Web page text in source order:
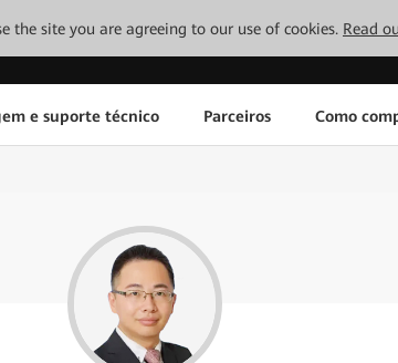
the site you are agreeing to our use of cookies. Read
e suporte técnico Parceiros Como